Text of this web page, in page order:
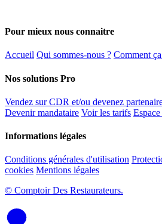
Pour mieux nous connaitre
Accueil Qui sommes-nous ? Comment
Nos solutions Pro
Vendez sur CDR et/ou devenez
Devenir mandataire Voir les tarifs
Informations légales
Conditions générales d'utilisation
cookies Mentions légales
© Comptoir Des Restaurateurs.